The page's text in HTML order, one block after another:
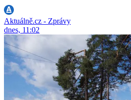
Aktuálně.cz - Zprávy
dnes, 11:02